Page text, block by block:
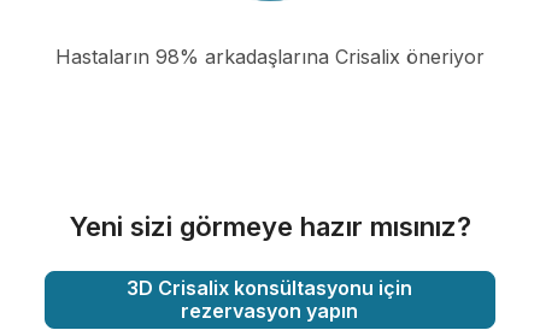
Hastaların 98% arkadaşlarına Crisalix öneriyor
Yeni sizi görmeye hazır mısınız?
3D Crisalix konsültasyonu için
rezervasyon yapın